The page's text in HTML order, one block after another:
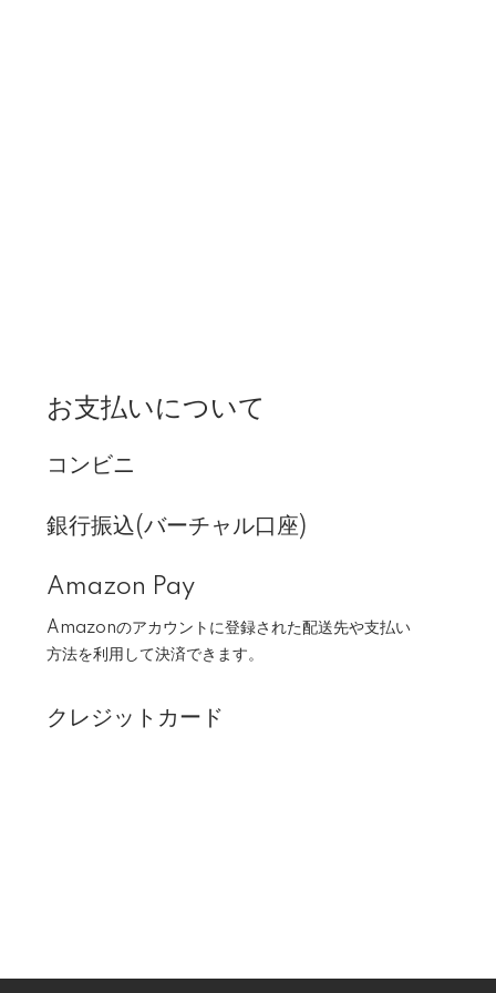
お支払いについて
コンビニ
銀行振込(バーチャル口座)
Amazon Pay
Amazonのアカウントに登録された配送先や支払い
方法を利用して決済できます。
クレジットカード